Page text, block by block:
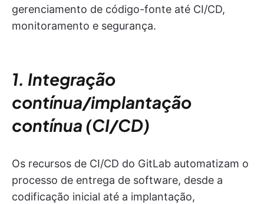
gerenciamento de código-fonte até CI/CD,
monitoramento e segurança.
1. Integração
contínua/implantação
contínua (CI/CD)
Os recursos de CI/CD do GitLab automatizam o
processo de entrega de software, desde a
codificação inicial até a implantação,